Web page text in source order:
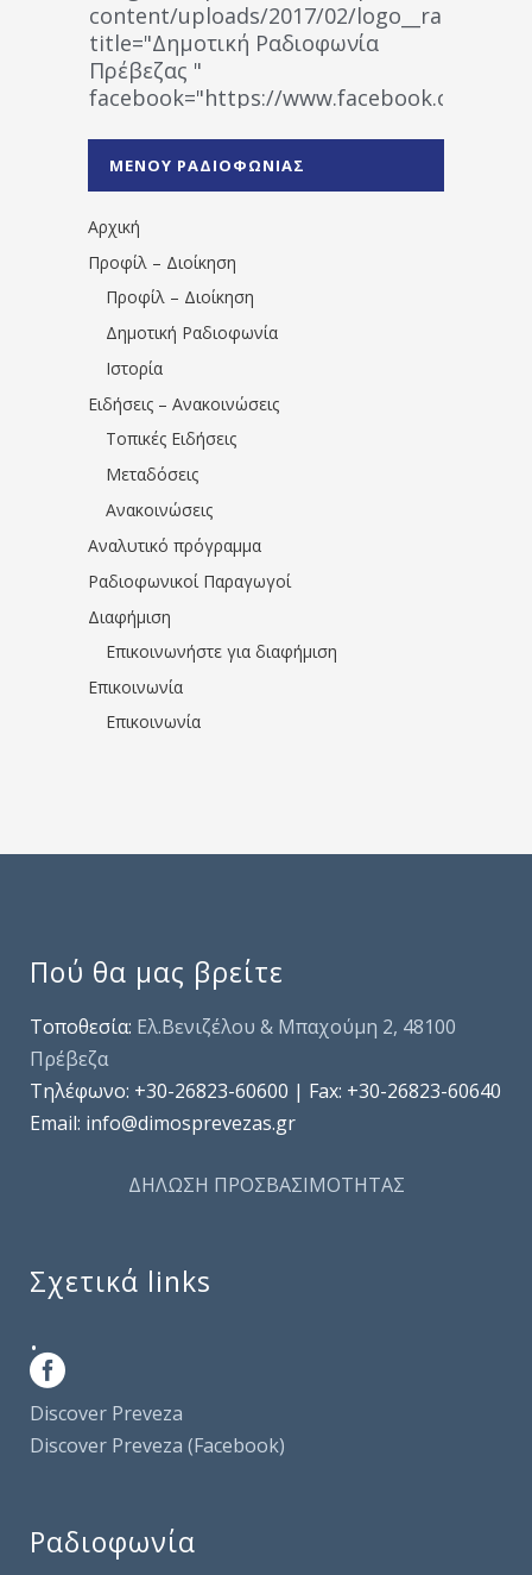
content/uploads/2017/02/
title="Δημοτική Ραδιοφωνία
Πρέβεζας "
facebook="https://www.facebook.com/
1531194763766854/" artist="" ]
ΜΕΝΟΥ ΡΑΔΙΟΦΩΝΙΑΣ
Αρχική
Προφίλ – Διοίκηση
Προφίλ – Διοίκηση
Δημοτική Ραδιοφωνία
Ιστορία
Ειδήσεις – Ανακοινώσεις
Τοπικές Ειδήσεις
Μεταδόσεις
Ανακοινώσεις
Αναλυτικό πρόγραμμα
Ραδιοφωνικοί Παραγωγοί
Διαφήμιση
Επικοινωνήστε για διαφήμιση
Επικοινωνία
Επικοινωνία
Πού θα μας βρείτε
Τοποθεσία: Ελ.Βενιζέλου & Μπαχούμη 2, 48100
Πρέβεζα
Τηλέφωνo: +30-26823-60600 | Fax: +30-26823-60640
Email: info@dimosprevezas.gr
ΔΗΛΩΣΗ ΠΡΟΣΒΑΣΙΜΟΤΗΤΑΣ
Σχετικά links
.
Discover Preveza
Discover Preveza (Facebook)
Ραδιοφωνία